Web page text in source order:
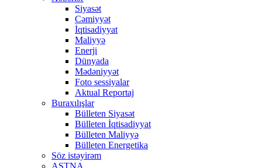
Siyasət
Cəmiyyət
İqtisadiyyat
Maliyyə
Enerji
Dünyada
Mədəniyyət
Foto sessiyalar
Aktual Reportaj
Buraxılışlar
Bülleten Siyasət
Bülleten İqtisadiyyat
Bülleten Maliyyə
Bülleten Energetika
Söz istəyirəm
ASTNA